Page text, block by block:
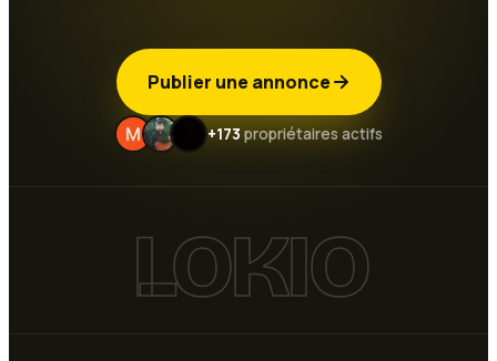
Publier une annonce
+173 propriétaires actifs
LOKIO